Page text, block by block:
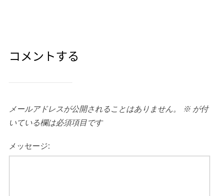
コメントする
メールアドレスが公開されることはありません。 ※が付
いている欄は必須項目です
メッセージ: